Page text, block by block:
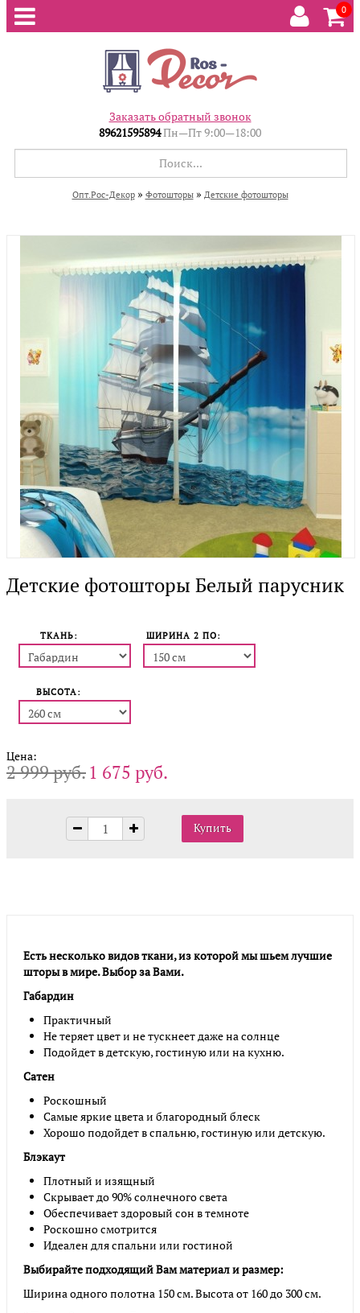
0
Заказать обратный звонок
89621595894Пн—Пт 9:00—18:00
Опт.Рос-Декор » Фотошторы » Детские фотошторы
Детские фотошторы Белый парусник
ТКАНЬ: ШИРИНА 2 ПO:
ВЫСОТА:
Цена:
2 999 руб.1 675 руб.
Есть несколько видов ткани, из которой мы шьем лучшие
шторы в мире. Выбор за Вами.
Габардин
Практичный
Не теряет цвет и не тускнеет даже на солнце
Подойдет в детскую, гостиную или на кухню.
Сатен
Роскошный
Самые яркие цвета и благородный блеск
Хорошо подойдет в спальню, гостиную или детскую.
Блэкаут
Плотный и изящный
Скрывает до 90% солнечного света
Обеспечивает здоровый сон в темноте
Роскошно смотрится
Идеален для спальни или гостиной
Выбирайте подходящий Вам материал и размер:
Ширина одного полотна 150 см. Высота от 160 до 300 см.